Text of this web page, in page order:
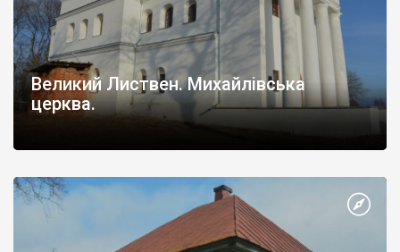
Великий Листвен. Михайлівська
церква.